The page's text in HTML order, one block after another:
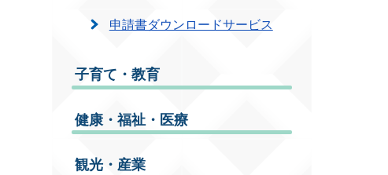
申請書ダウンロードサービス
子育て・教育
健康・福祉・医療
観光・産業